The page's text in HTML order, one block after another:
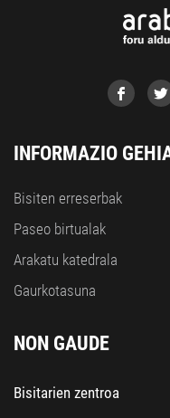
INFORMAZIO
Bisiten erreserbak
Paseo birtualak
Arakatu katedrala
Gaurkotasuna
NON GAUDE
Bisitarien zentroa